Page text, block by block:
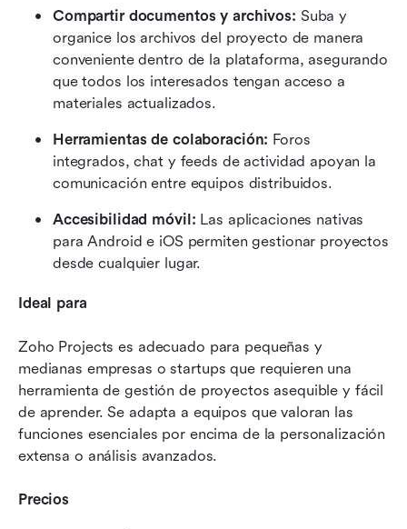
Compartir documentos y archivos: Suba y
organice los archivos del proyecto de manera
conveniente dentro de la plataforma, asegurando
que todos los interesados tengan acceso a
materiales actualizados.
Herramientas de colaboración: Foros
integrados, chat y feeds de actividad apoyan la
comunicación entre equipos distribuidos.
Accesibilidad móvil: Las aplicaciones nativas
para Android e iOS permiten gestionar proyectos
desde cualquier lugar.
Ideal para
Zoho Projects es adecuado para pequeñas y
medianas empresas o startups que requieren una
herramienta de gestión de proyectos asequible y fácil
de aprender. Se adapta a equipos que valoran las
funciones esenciales por encima de la personalización
extensa o análisis avanzados.
Precios